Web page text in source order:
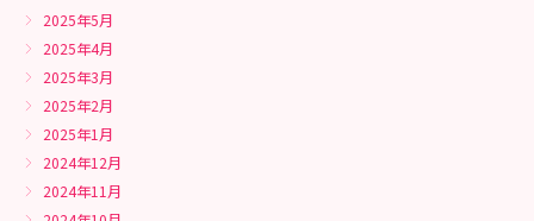
2025年5月
2025年4月
2025年3月
2025年2月
2025年1月
2024年12月
2024年11月